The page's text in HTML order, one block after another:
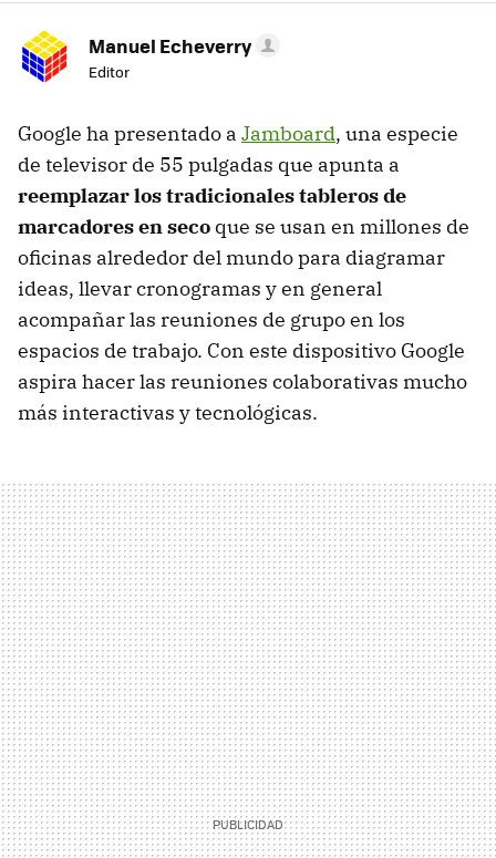
Manuel Echeverry
Editor
Google ha presentado a Jamboard, una especie
de televisor de 55 pulgadas que apunta a
reemplazar los tradicionales tableros de
marcadores en seco que se usan en millones de
oficinas alrededor del mundo para diagramar
ideas, llevar cronogramas y en general
acompañar las reuniones de grupo en los
espacios de trabajo. Con este dispositivo Google
aspira hacer las reuniones colaborativas mucho
más interactivas y tecnológicas.